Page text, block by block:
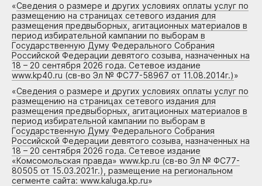
«Сведения о размере и других условиях оплаты услуг по
размещению на страницах сетевого издания для
размещения предвыборных, агитационных материалов в
период избирательной кампании по выборам в
Государственную Думу Федерального Собрания
Российской Федерации девятого созыва, назначенных на
18 – 20 сентября 2026 года. Сетевое издание
www.kp40.ru (св-во Эл № ФС77-58967 от 11.08.2014г.)»
«Сведения о размере и других условиях оплаты услуг по
размещению на страницах сетевого издания для
размещения предвыборных, агитационных материалов в
период избирательной кампании по выборам в
Государственную Думу Федерального Собрания
Российской Федерации девятого созыва, назначенных на
18 – 20 сентября 2026 года. Сетевое издание
«Комсомольская правда» www.kp.ru (св-во Эл № ФС77-
80505 от 15.03.2021г.), размещение на региональном
сегменте сайта: www.kaluga.kp.ru»